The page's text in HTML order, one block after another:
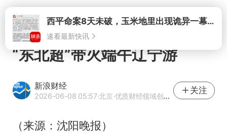
打开西平命案8天未破，玉米地里出现诡异一幕，我突然想起了欧金中
速看最新快讯
“东北超”带火端午辽宁游
新浪财经
2026-06-08 05:57·北京·优质财经领域创作者
关注
（来源：沈阳晚报）